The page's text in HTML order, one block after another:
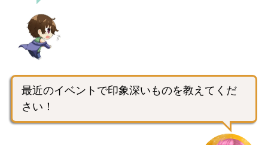
最近のイベントで印象深いものを教えてくだ
さい！